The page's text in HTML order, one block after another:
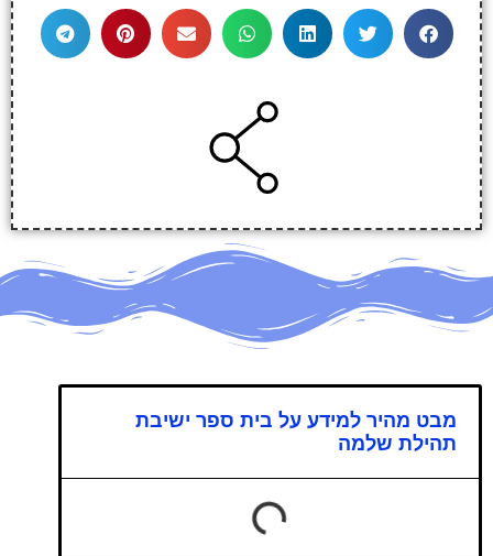
מבט מהיר למידע על בית ספר ישיבת
תהילת שלמה